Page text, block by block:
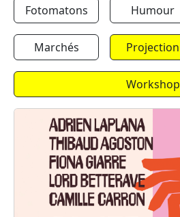
Fotomatons Humour
Marchés Projection
Workshop